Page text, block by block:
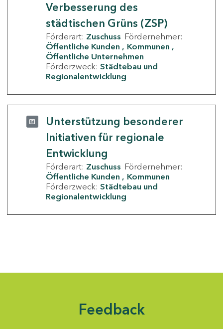
Verbesserung des
städtischen Grüns (ZSP)
Förderart: Zuschuss Fördernehmer:
Öffentliche Kunden
Kommunen
Öffentliche Unternehmen
Förderzweck: Städtebau und
Regionalentwicklung
Unterstützung besonderer
Initiativen für regionale
Entwicklung
Förderart: Zuschuss Fördernehmer:
Öffentliche Kunden
Kommunen
Förderzweck: Städtebau und
Regionalentwicklung
Feedback